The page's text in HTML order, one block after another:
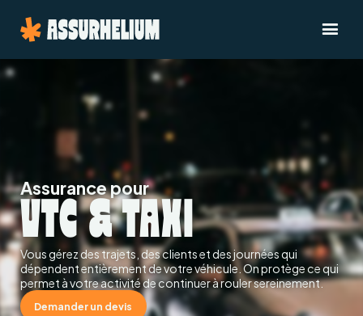
Assurance pour
VTC & TAXI
Vous gérez des trajets, des clients et des journées qui
dépendent entièrement de votre véhicule. On protège ce qui
permet à votre activité de continuer à rouler sereinement.
Demander un devis